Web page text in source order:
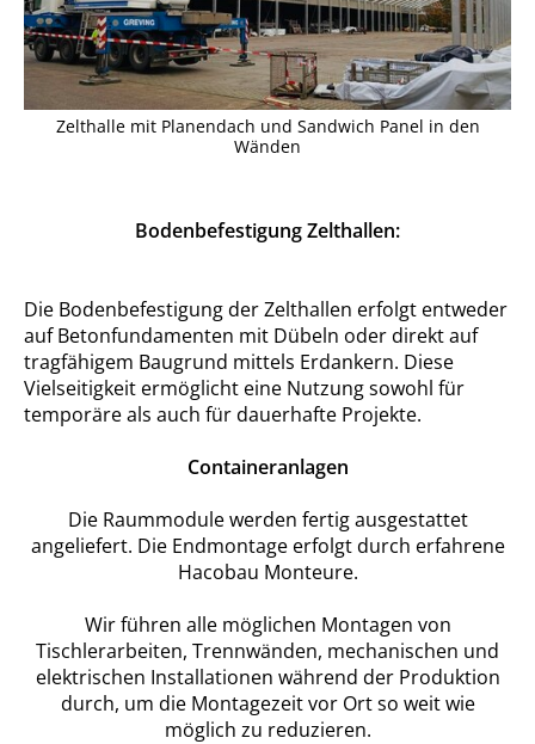
Zelthalle mit Planendach und Sandwich Panel in den
Wänden
Bodenbefestigung Zelthallen:
Die Bodenbefestigung der Zelthallen erfolgt entweder
auf Betonfundamenten mit Dübeln oder direkt auf
tragfähigem Baugrund mittels Erdankern. Diese
Vielseitigkeit ermöglicht eine Nutzung sowohl für
temporäre als auch für dauerhafte Projekte.
Containeranlagen
Die Raummodule werden fertig ausgestattet
angeliefert. Die Endmontage erfolgt durch erfahrene
Hacobau Monteure.
Wir führen alle möglichen Montagen von
Tischlerarbeiten, Trennwänden, mechanischen und
elektrischen Installationen während der Produktion
durch, um die Montagezeit vor Ort so weit wie
möglich zu reduzieren.